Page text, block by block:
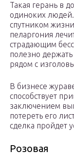
Такая герань в
одиноких людей.
спутником
пеларгония
страдающим
полезно
рядом с
В бизнесе
способствует
заключением
потереть его
сделка пройдет
Розовая